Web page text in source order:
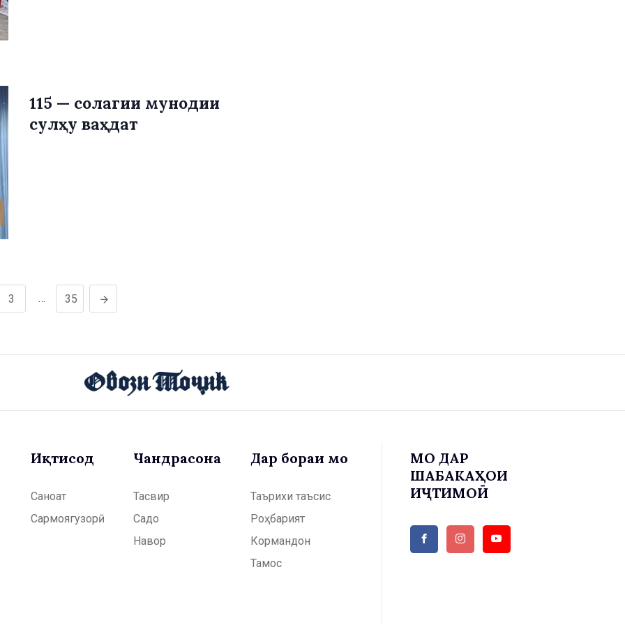
115 — солагии мунодии
сулҳу ваҳдат
3 … 35
Иқтисод
Саноат
Сармоягузорӣ
Чандрасонаӣ
Тасвир
Садо
Навор
Дар бораи мо
Таърихи таъсис
Роҳбарият
Кормандон
Тамос
МО ДАР
ШАБАКАҲОИ
ИҶТИМОӢ